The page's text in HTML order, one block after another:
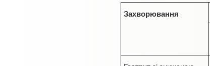
Захворювання